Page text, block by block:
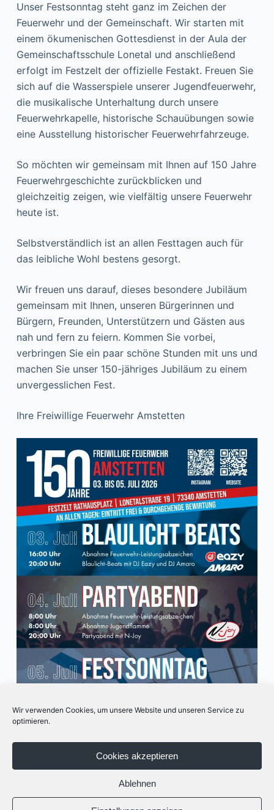
Wir verwenden Cookies, um unsere Website und unseren Service zu
optimieren.
Cookies akzeptieren
Ablehnen
Unser Festsonntag steht ganz im Zeichen der
Feuerwehr und der Gemeinschaft. Wir starten mit
einem ökumenischen Gottesdienst in der Aula der
Gemeinschaftsschule Lonetal und anschließend
erfolgt im Festzelt der offizielle Festakt. Freuen Sie
sich auf die Wasserspiele unserer Jugendfeuerwehr,
die musikalische Unterhaltung durch unsere
Feuerwehrkapelle, historische Schauübungen sowie
eine Ausstellung historischer Feuerwehrfahrzeuge.
So möchten wir gemeinsam mit Ihnen auf 150 Jahre
Feuerwehrgeschichte zurückblicken und
gleichzeitig zeigen, wie vielfältig unsere Feuerwehr
heute ist.
Selbstverständlich ist an allen Festtagen auch für
das leibliche Wohl bestens gesorgt.
Wir freuen uns darauf, dieses besondere Jubiläum
gemeinsam mit Ihnen, unseren Bürgerinnen und
Bürgern, Freunden, Unterstützern und Gästen aus
nah und fern zu feiern. Kommen Sie vorbei,
verbringen Sie ein paar schöne Stunden mit uns und
machen Sie unser 150-jähriges Jubiläum zu einem
unvergesslichen Fest.
Ihre Freiwillige Feuerwehr Amstetten